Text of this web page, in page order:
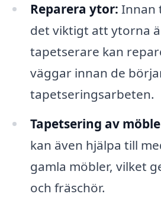
Reparera ytor: Innan
det viktigt att ytorna
tapetserare kan
väggar innan de
tapetseringsarbeten.
Tapetsering av
kan även hjälpa till
gamla möbler, vilket
och fräschör.